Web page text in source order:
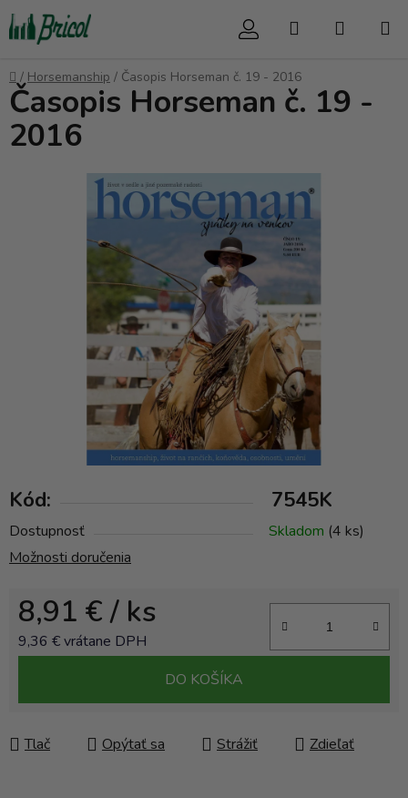
Prejsť
na
obsah
Hľadať
Domov
/ Horsemanship / Časopis Horseman č. 19 - 2016
Kód: 7545K
Dostupnosť Skladom (4 ks)
Možnosti doručenia
8,91 €/ ks
9,36 € vrátane DPH
DO KOŠÍKA
Tlač Opýtať sa Strážiť Zdieľať
Časopis Horseman č. 19 -
2016